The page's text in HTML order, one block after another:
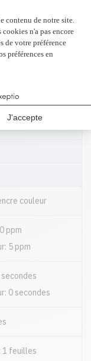
couleur
ppm
5 ppm
secondes
0 secondes
1 feuilles